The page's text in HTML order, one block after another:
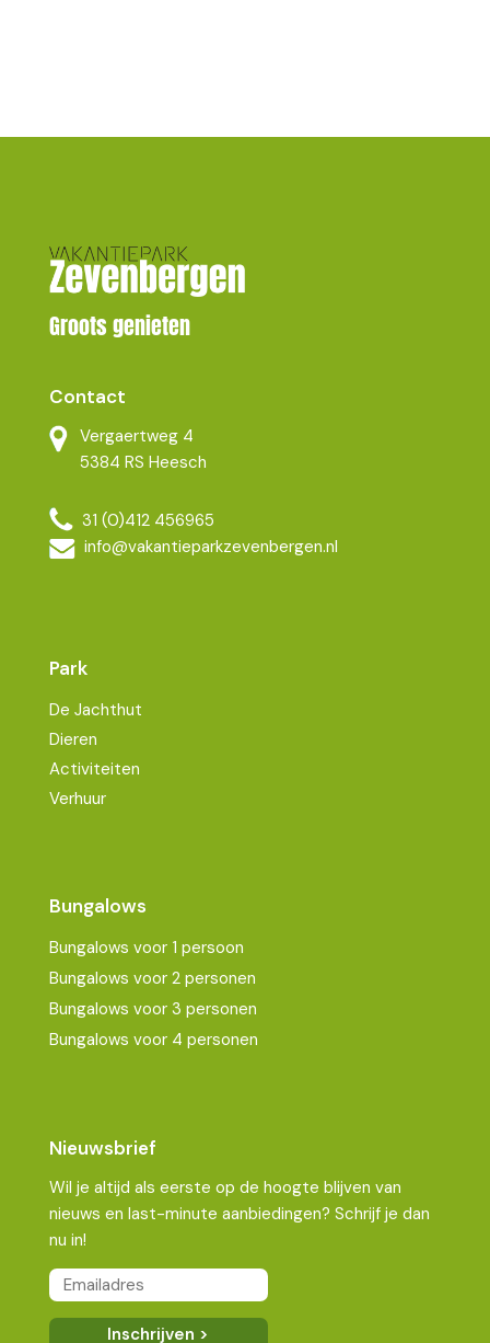
Groots genieten
Contact
Vergaertweg 4
5384 RS Heesch
31 (0)412 456965
info@vakantieparkzevenbergen.nl
Park
De Jachthut
Dieren
Activiteiten
Verhuur
Bungalows
Bungalows voor 1 persoon
Bungalows voor 2 personen
Bungalows voor 3 personen
Bungalows voor 4 personen
Nieuwsbrief
Wil je altijd als eerste op de hoogte blijven van
nieuws en last-minute aanbiedingen? Schrijf je dan
nu in!